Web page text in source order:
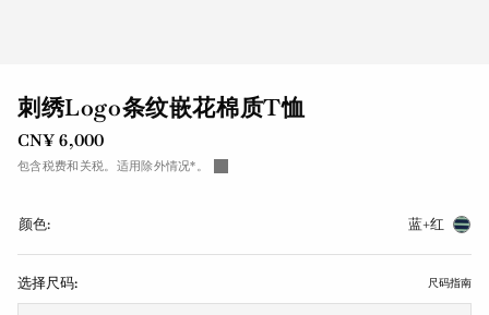
刺绣Logo条纹嵌花棉质T恤
CN¥ 6,000
包含税费和关税。适用除外情况*。
颜色: 蓝+红
选择尺码: 尺码指南